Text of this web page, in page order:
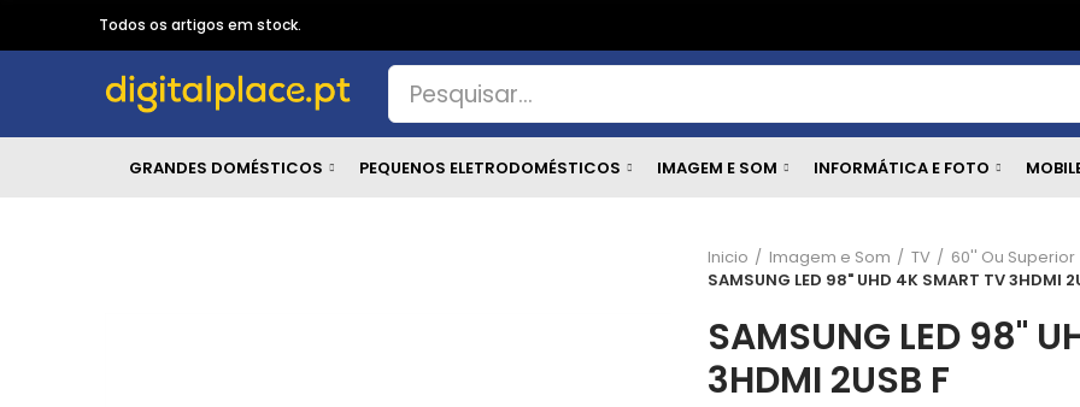
Todos os artigos em stock.
GRANDES DOMÉSTICOS PEQUENOS ELETRODOMÉSTICOS IMAGEM E SOM INFORMÁTICA E FOTO
Inicio Imagem e Som TV
60'' Ou Superior
SAMSUNG LED 98" UHD 4K SMART TV 3HDMI
SAMSUNG LED 98"
3HDMI 2USB F